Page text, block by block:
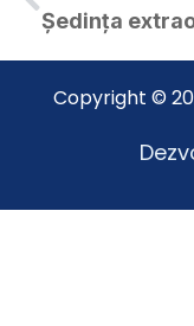
Copyright ©